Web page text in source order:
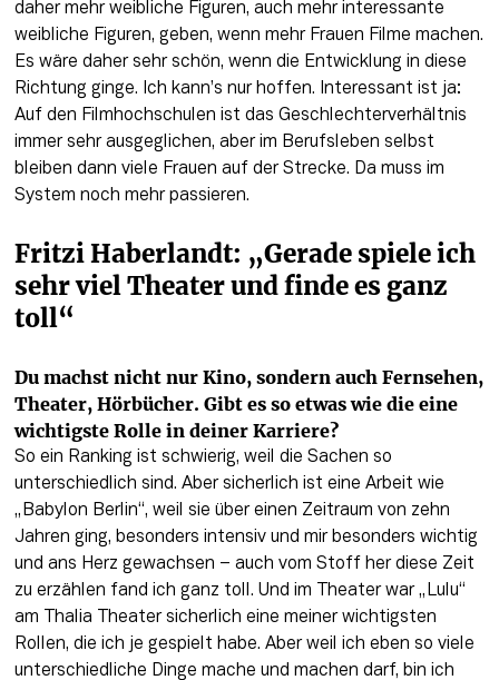
daher mehr weibliche Figuren, auch mehr interessante
weibliche Figuren, geben, wenn mehr Frauen Filme machen.
Es wäre daher sehr schön, wenn die Entwicklung in diese
Richtung ginge. Ich kann’s nur hoffen. Interessant ist ja:
Auf den Filmhochschulen ist das Geschlechterverhältnis
immer sehr ausgeglichen, aber im Berufsleben selbst
bleiben dann viele Frauen auf der Strecke. Da muss im
System noch mehr passieren.
Fritzi Haberlandt: „Gerade spiele ich
sehr viel Theater und finde es ganz
toll“
Du machst nicht nur Kino, sondern auch Fernsehen,
Theater, Hörbücher. Gibt es so etwas wie die eine
wichtigste Rolle in deiner Karriere?
So ein Ranking ist schwierig, weil die Sachen so
unterschiedlich sind. Aber sicherlich ist eine Arbeit wie
„Babylon Berlin“, weil sie über einen Zeitraum von zehn
Jahren ging, besonders intensiv und mir besonders wichtig
und ans Herz gewachsen – auch vom Stoff her diese Zeit
zu erzählen fand ich ganz toll. Und im Theater war „Lulu“
am Thalia Theater sicherlich eine meiner wichtigsten
Rollen, die ich je gespielt habe. Aber weil ich eben so viele
unterschiedliche Dinge mache und machen darf, bin ich